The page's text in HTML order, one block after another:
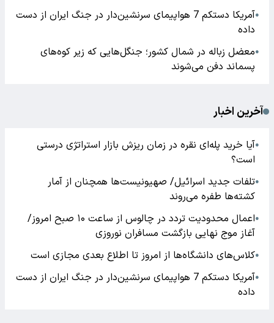
●
آمریکا دستکم 7 هواپیمای سرنشین‌دار در جنگ ایران از دست
داده
●معضل زباله در شمال کشور؛ جنگل‌هایی که زیر کوه‌های
پسماند دفن می‌شوند
آخرین اخبار
●آیا خرید پله‌ای نقره در زمان ریزش بازار استراتژی درستی
است؟
●تلفات جدید اسرائیل/ صهیونیست‌ها همچنان از آمار
کشته‌ها طفره می‌روند
●
اعمال محدودیت تردد در چالوس از ساعت ۱۰ صبح امروز/
آغاز موج نهایی بازگشت مسافران نوروزی
●کلاس‌های دانشگاه‌ها از امروز تا اطلاع بعدی مجازی است
●
آمریکا دستکم 7 هواپیمای سرنشین‌دار در جنگ ایران از دست
داده